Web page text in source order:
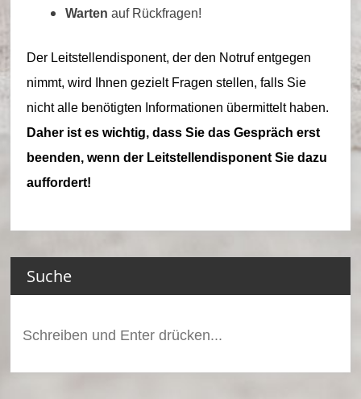
ei
t
W
al
b
e
r
b
e
rg
Warten auf Rückfragen!
Der Leitstellendisponent, der den Notruf entgegen
nimmt, wird Ihnen gezielt Fragen stellen, falls Sie
nicht alle benötigten Informationen übermittelt haben.
Daher ist es wichtig, dass Sie das Gespräch erst
beenden, wenn der Leitstellendisponent Sie dazu
auffordert!
Suche
nach: